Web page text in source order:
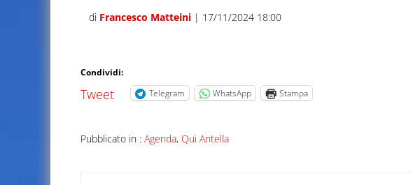
di Francesco Matteini | 17/11/2024 18:00
Condividi:
Tweet Telegram WhatsApp Stampa
Pubblicato in : Agenda, Qui Antella